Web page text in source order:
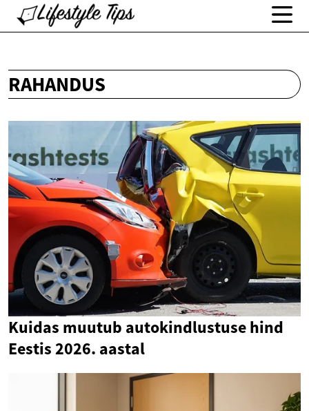
RAHANDUS
Kuidas muutub autokindlustuse hind
Eestis 2026. aastal